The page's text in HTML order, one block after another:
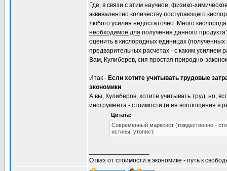
Где, в связи с этим научное, физико-
эквивалентно количеству поступающего
любого усилия недостаточно. Много
необходимое для получения данного
оценить в кислородных единицах
предварительных расчетах - с каким усилием
Вам, Кулиберов, сия простая природно-
Итак - Если хотите учитывать трудовые
экономики.
А вы, Кулиберов, хотите учитывать труд, но,
инструмента - стоимости (и ея воплощения в
Цитата:
Современный марксист (тождественно -
истины, утопист.
Отказ от стоимости в экономике - путь к